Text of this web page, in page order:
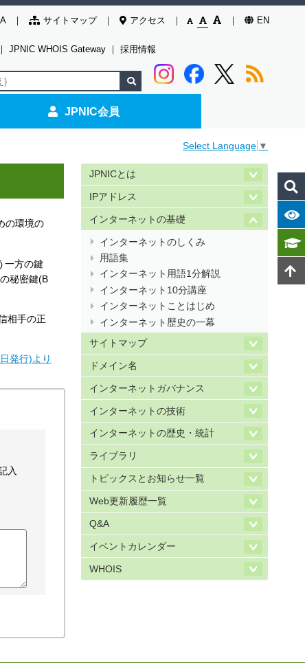
サイトマップ アクセス EN
｜ JPNIC WHOIS Gateway ｜ 採用情報
JPNIC会員
Select Language ▼
の環境の
一方の鍵
秘密鍵(B
相手の正
発行)より
JPNICとは
IPアドレス
インターネットの基礎
インターネットのしくみ
用語集
インターネット用語1分解説
インターネット10分講座
インターネットことはじめ
インターネット歴史の一幕
サイトマップ
ドメイン名
インターネットガバナンス
インターネットの技術
インターネットの歴史・統計
ライブラリ
トピックスとお知らせ一覧
Web更新履歴一覧
Q&A
イベントカレンダー
WHOIS
入